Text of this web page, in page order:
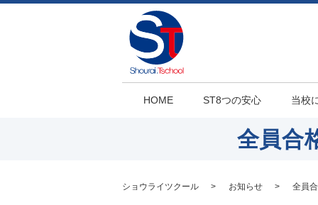
HOME ST8つの安心 当校
全員合
ショウライツクール お知らせ 全員